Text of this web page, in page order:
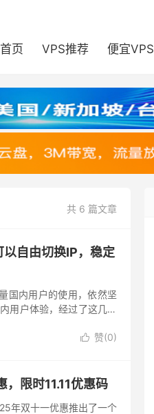
首页 VPS推荐 便宜VPS
共 6 篇文章
自由切换IP，稳定
国内用户的使用，依然坚
用户体验，经过了这几年
 赞(0)
限时11.11优惠码
年双十一优惠推出了一个